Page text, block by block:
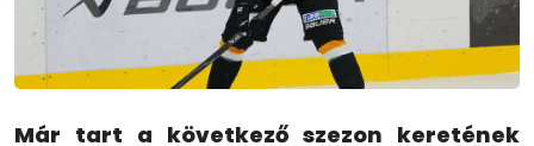
Már tart a következő szezon keretének